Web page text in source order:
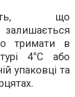
що
тримати в
4°C або
упаковці та